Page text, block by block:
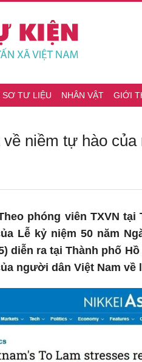
SƠ TƯ LIỆU NHÂN VẬT GIỚI
niềm tự hào
phóng viên TXVN
Lễ kỷ niệm 50 năm
diễn ra tại Thành phố
người dân Việt Nam về